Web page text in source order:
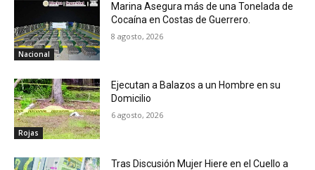
Nacional
Marina Asegura más de una Tonelada de
Cocaína en Costas de Guerrero.
8 agosto, 2026
Rojas
Ejecutan a Balazos a un Hombre en su
Domicilio
6 agosto, 2026
Tras Discusión Mujer Hiere en el Cuello a